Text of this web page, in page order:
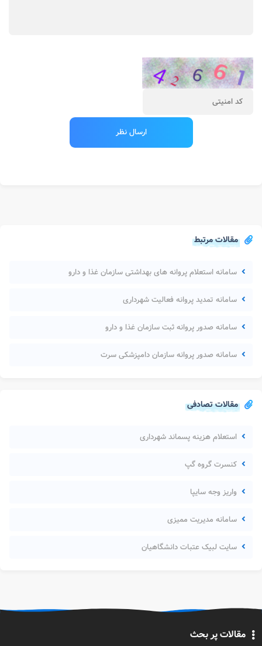
مقالات مرتبط
سامانه استعلام پروانه های بهداشتی سازمان غذا و دارو
سامانه تمدید پروانه فعالیت شهرداری
سامانه صدور پروانه ثبت سازمان غذا و دارو
سامانه صدور پروانه سازمان دامپزشکی سرت
مقالات تصادفی
استعلام هزینه پسماند شهرداری
کنسرت گروه گپ
واریز وجه سایپا
سامانه مدیریت ممیزی
سایت لبیک عتبات دانشگاهیان
مقالات پر بحث